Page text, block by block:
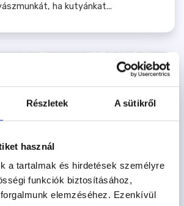
Részletek A sütikről
használ
a tartalmak és hirdetések személyre
funkciók biztosításához,
elemzéséhez. Ezenkívül
ha kutyánkat...